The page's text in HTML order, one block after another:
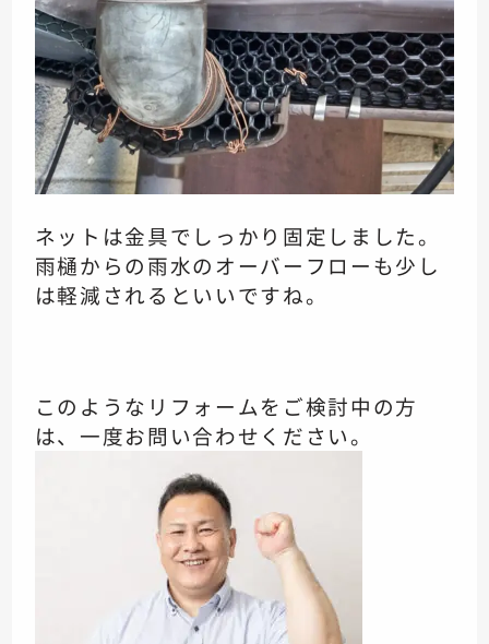
ネットは金具でしっかり固定しました。
雨樋からの雨水のオーバーフローも少し
は軽減されるといいですね。
このようなリフォームをご検討中の方
は、一度お問い合わせください。